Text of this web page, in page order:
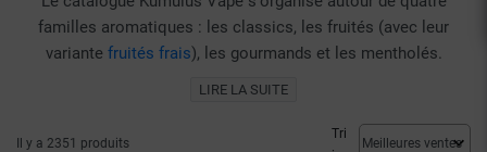
familles aromatiques : les classics, les fruités (avec leur
variante fruités frais), les gourmands et les mentholés.
Trois critères techniques orientent ce choix. Le ratio
LIRE LA SUITE
Il y a 2351 produits
Tri